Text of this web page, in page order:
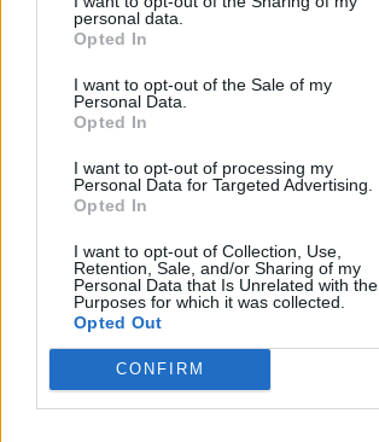
personal data.
Opted In
I want to opt-out of the Sale of my
Personal Data.
Opted In
I want to opt-out of processing my
Personal Data for Targeted Advertising.
Opted In
I want to opt-out of Collection, Use,
Retention, Sale, and/or Sharing of my
Personal Data that Is Unrelated with the
Purposes for which it was collected.
Opted Out
CONFIRM